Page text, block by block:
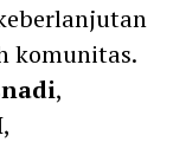
komunitas.
,